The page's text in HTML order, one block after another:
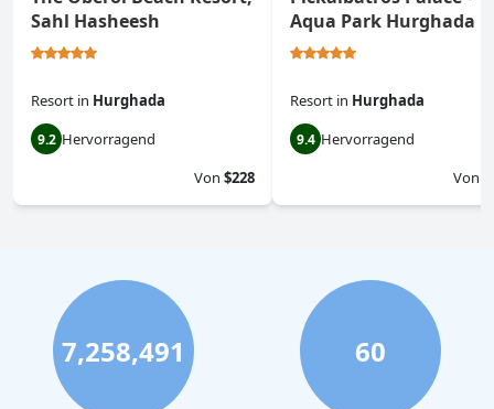
Sahl Hasheesh
Resort in Hurghada
9.2 Hervorragend
Von $228
Aqua Park Hurghada
Resort in Hurghada
9.4 Hervorragend
Von
7,258,491 60